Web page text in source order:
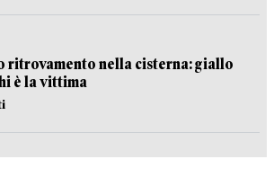
ritrovamento nella cisterna: giallo
è la vittima